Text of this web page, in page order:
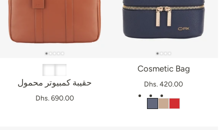
حقيبة كمبيوتر محمول
Dhs. 690.00
Cosmetic Bag
Dhs. 420.00